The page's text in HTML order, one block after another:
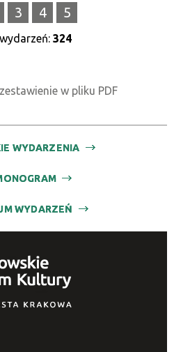
3 4 5
324
w pliku PDF
WYDARZENIA
WYDARZEŃ